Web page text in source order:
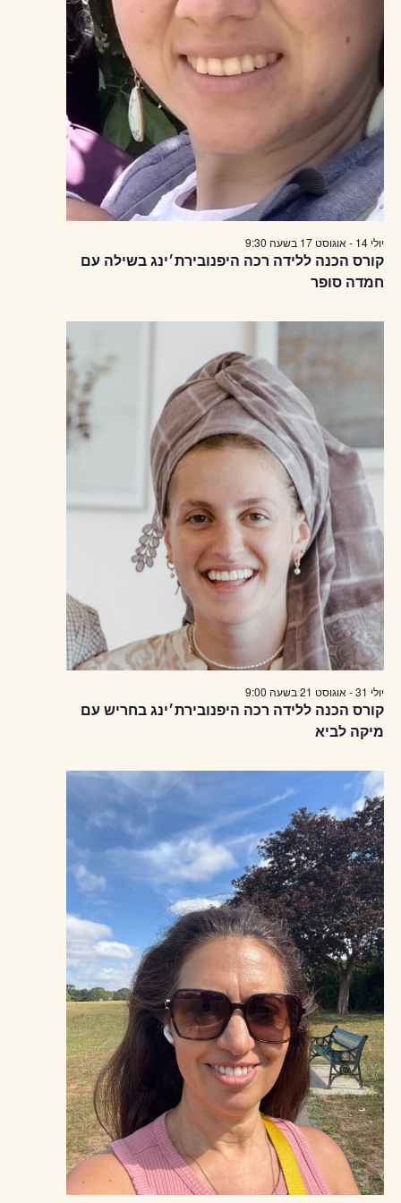
קורס הכנה ללידה רכה היפנובירת׳ינג בשילה עם
חמדה סופר
יולי 14 - אוגוסט 17 בשעה 9:30
קורס הכנה ללידה רכה היפנובירת׳ינג בחריש עם
מיקה לביא
יולי 31 - אוגוסט 21 בשעה 9:00